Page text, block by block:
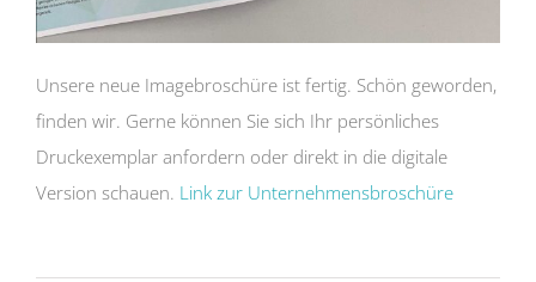
Unsere neue Imagebroschüre ist fertig. Schön geworden,
finden wir. Gerne können Sie sich Ihr persönliches
Druckexemplar anfordern oder direkt in die digitale
Version schauen. Link zur Unternehmensbroschüre